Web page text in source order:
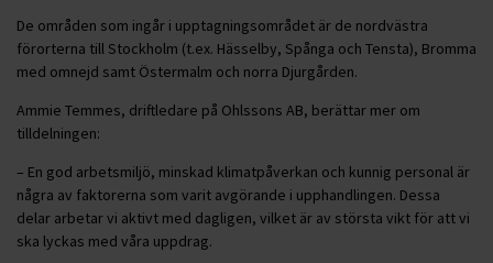
De områden som ingår i upptagningsområdet är de nordvästra
förorterna till Stockholm (t.ex. Hässelby, Spånga och Tensta), Bromma
med omnejd samt Östermalm och norra Djurgården.
Ammie Temmes, driftledare på Ohlssons AB, berättar mer om
tilldelningen:
– En god arbetsmiljö, minskad klimatpåverkan och kunnig personal är
några av faktorerna som varit avgörande i upphandlingen. Dessa
delar arbetar vi aktivt med dagligen, vilket är av största vikt för att vi
ska lyckas med våra uppdrag.